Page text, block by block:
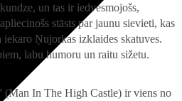
un tas ir iedvesmojošs,
stāsts par jaunu sievieti, kas
Ņujorkas izklaides skatuves.
labu humoru un raitu sižetu.
(Man In The High Castle) ir viens no